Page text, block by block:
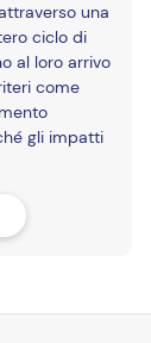
una
ciclo di
al loro arrivo
come
gli impatti